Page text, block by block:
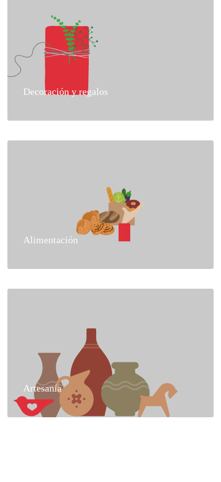
Decoración y regalos
Alimentación
Artesanía